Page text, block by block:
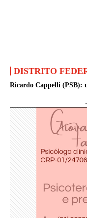
DISTRITO
Ricardo Cappelli (PSB):